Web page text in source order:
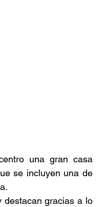
una gran casa
se incluyen una de
destacan gracias a lo